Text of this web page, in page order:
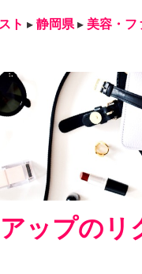
ト ▸ 静岡県 ▸ 美容・フ
ップのリ